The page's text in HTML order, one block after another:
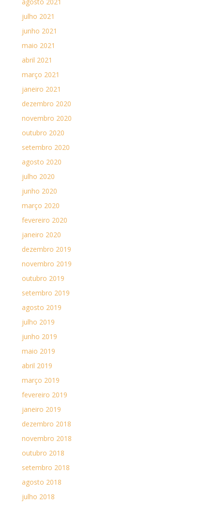
julho 2021
junho 2021
maio 2021
abril 2021
março 2021
janeiro 2021
dezembro 2020
novembro 2020
outubro 2020
setembro 2020
agosto 2020
julho 2020
junho 2020
março 2020
fevereiro 2020
janeiro 2020
dezembro 2019
novembro 2019
outubro 2019
setembro 2019
agosto 2019
julho 2019
junho 2019
maio 2019
abril 2019
março 2019
fevereiro 2019
janeiro 2019
dezembro 2018
novembro 2018
outubro 2018
setembro 2018
agosto 2018
julho 2018